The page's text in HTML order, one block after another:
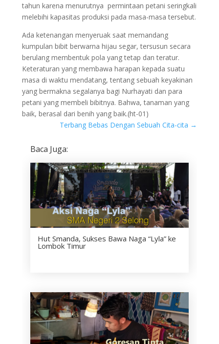
tahun karena menurutnya permintaan petani seringkali
melebihi kapasitas produksi pada masa-masa tersebut.
Ada ketenangan menyeruak saat memandang
kumpulan bibit berwarna hijau segar, tersusun secara
berulang membentuk pola yang tetap dan teratur.
Keteraturan yang membawa harapan kepada suatu
masa di waktu mendatang, tentang sebuah keyakinan
yang bermakna segalanya bagi Nurhayati dan para
petani yang membeli bibitnya. Bahwa, tanaman yang
baik, berasal dari benih yang baik.(ht-01)
Terbang Bebas Dengan Sebuah Cita-cita →
Baca Juga:
Hut Smanda, Sukses Bawa Naga “Lyla” ke
Lombok Timur